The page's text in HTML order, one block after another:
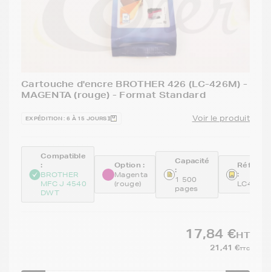
Cartouche d'encre BROTHER 426 (LC-426M) -
MAGENTA (rouge) - Format Standard
EXPÉDITION : 6 À 15 JOURS Voir le produit
Compatible
:
BROTHER
MFC J 4540
DWT
Option :
Magenta
(rouge)
Capacité
:
1 500
pages
:
LC426M
17,84 €HT
21,41 €TTC